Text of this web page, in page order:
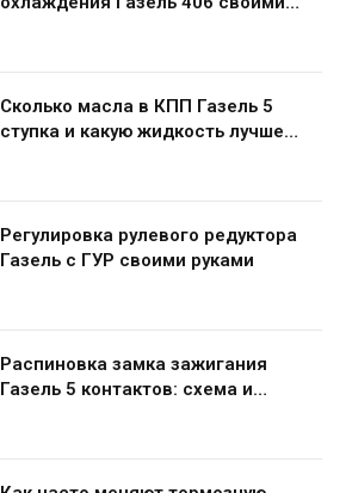
Сколько масла в КПП Газель 5
ступка и какую жидкость лучше
Регулировка рулевого редуктора
Газель с ГУР своими руками
Распиновка замка зажигания
Газель 5 контактов: схема и